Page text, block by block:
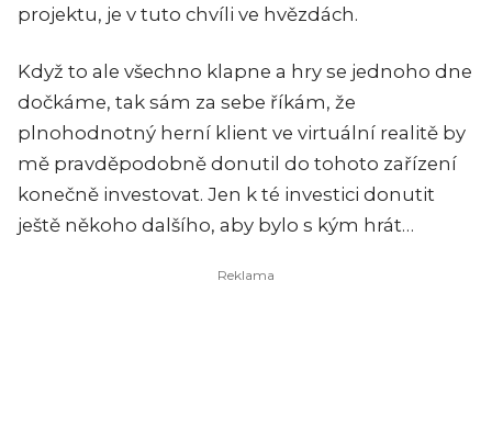
projektu, je v tuto chvíli ve hvězdách.
Když to ale všechno klapne a hry se jednoho dne
dočkáme, tak sám za sebe říkám, že
plnohodnotný herní klient ve virtuální realitě by
mě pravděpodobně donutil do tohoto zařízení
konečně investovat. Jen k té investici donutit
ještě někoho dalšího, aby bylo s kým hrát…